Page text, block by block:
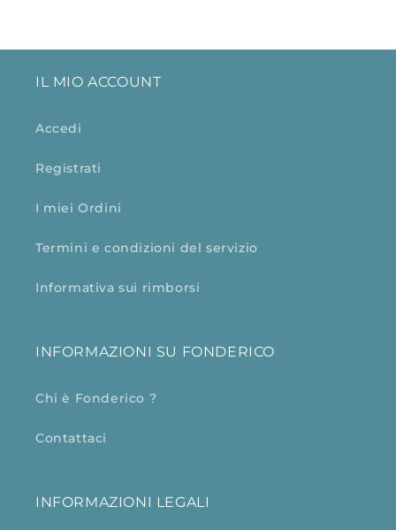
IL MIO ACCOUNT
Accedi
Registrati
I miei Ordini
Termini e condizioni del servizio
Informativa sui rimborsi
INFORMAZIONI SU FONDERICO
Chi è Fonderico ?
Contattaci
INFORMAZIONI LEGALI